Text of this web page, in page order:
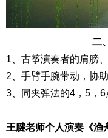
二
1、古筝演奏者的肩膀
2、手臂手腕带动，协
3、同夹弹法的4，5，6
王腱老师个人演奏《渔